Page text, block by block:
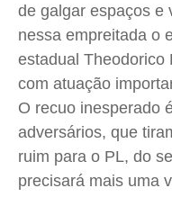
de galgar espaços e
nessa empreitada o
estadual Theodorico
com atuação
O recuo inesperado
adversários, que
ruim para o PL, do
precisará mais uma